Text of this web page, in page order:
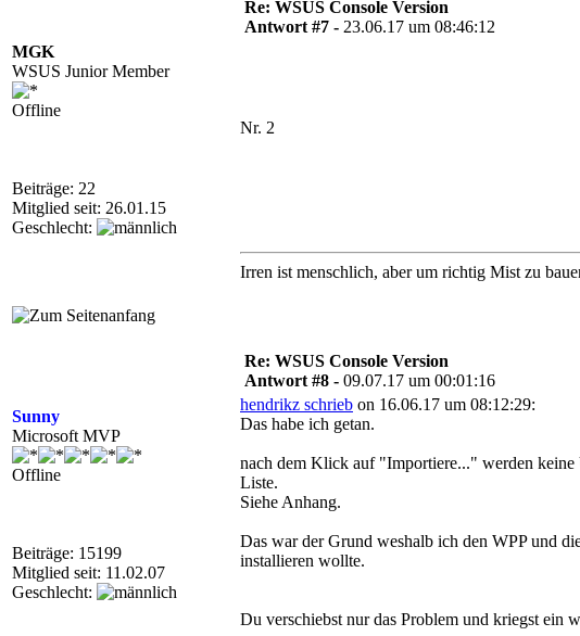
MGK
WSUS Junior Member
Offline
Beiträge: 22
Mitglied seit: 26.01.15
Geschlecht:
Re: WSUS Console Version
Antwort #7 - 23.06.17 um 08:46:12
Nr. 2
Irren ist menschlich, aber um richtig Mist zu
Sunny
Microsoft MVP
Offline
Beiträge: 15199
Mitglied seit: 11.02.07
Geschlecht:
Re: WSUS Console Version
Antwort #8 - 09.07.17 um 00:01:16
hendrikz schrieb on 16.06.17 um 08:12:29:
Das habe ich getan.
nach dem Klick auf "Importiere..." werden
Liste.
Siehe Anhang.
Das war der Grund weshalb ich den WPP und
installieren wollte.
Du verschiebst nur das Problem und kriegst ein